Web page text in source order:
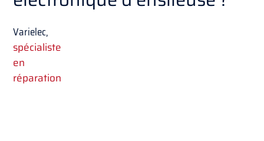
Varielec,
spécialiste
en
réparation